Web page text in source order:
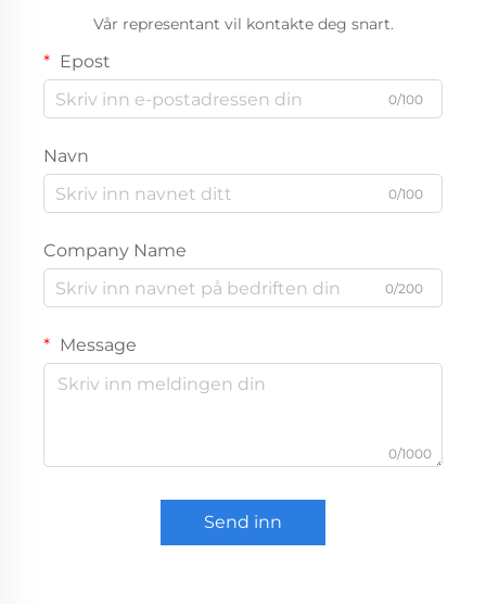
Vår representant vil kontakte deg snart.
Epost
0/100
Navn
0/100
Company Name
0/200
Message
0/1000
Send inn